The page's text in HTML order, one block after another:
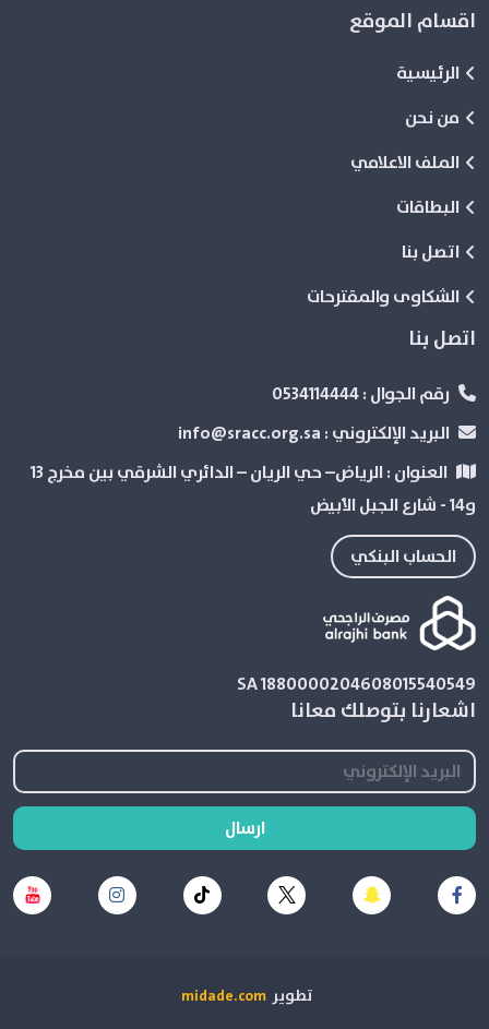
اقسام الموقع
الرئيسية
من نحن
الملف الاعلامي
البطاقات
اتصل بنا
الشكاوى والمقترحات
اتصل بنا
رقم الجوال :
البريد الإلكتروني :
العنوان :
الرياض– حي الريان – الدائري الشرقي بین مخرج 13
و14 - شارع الجبل الأبيض
الحساب البنكي
SA 1880000204608015540549
اشعارنا بتوصلك معانا
ارسال
تطوير midade.com